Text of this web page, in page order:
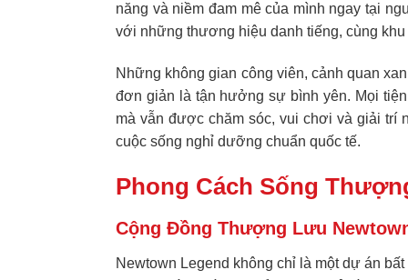
năng và niềm đam mê của mình ngay tại
với những thương hiệu danh tiếng, cùng
Những không gian công viên, cảnh quan
đơn giản là tận hưởng sự bình yên. Mọi
mà vẫn được chăm sóc, vui chơi và giải
cuộc sống nghỉ dưỡng chuẩn quốc tế.
Phong Cách Sống
Cộng Đồng Thượng Lưu
Newtown Legend không chỉ là một dự án